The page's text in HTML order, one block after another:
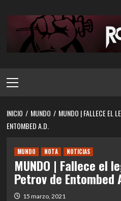
contenido
principal
INICIO MUNDO
MUNDO | FALLECE EL
ENTOMBED A.D.
MUNDO NOTA NOTICIAS
MUNDO | Fallece el
Petrov de Entombed
15 marzo, 2021